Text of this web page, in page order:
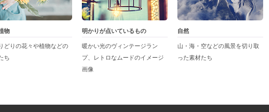
物
どりの花々や植物などの
ち
明かりが点いているもの
暖かい光のヴィンテージラン
プ、レトロなムードのイメージ
画像
自然
山・海・空などの風景を切り取
った素材たち